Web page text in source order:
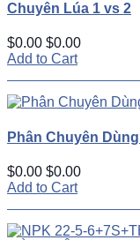
Chuyên Lúa 1 vs 2
$0.00 $0.00
Add to Cart
Phân Chuyên
$0.00 $0.00
Add to Cart